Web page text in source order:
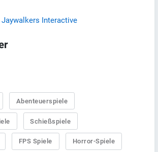
Jaywalkers Interactive
Abenteuerspiele
Schießspiele
FPS Spiele Horror-Spiele